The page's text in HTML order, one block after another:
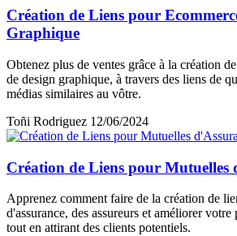
Création de Liens pour
Graphique
Obtenez plus de ventes grâce à la création
de design graphique, à travers des liens de
médias similaires au vôtre.
Toñi Rodriguez 12/06/2024
Création de Liens pour Mutuelles
Apprenez comment faire de la création de
d'assurance, des assureurs et améliorer
tout en attirant des clients potentiels.